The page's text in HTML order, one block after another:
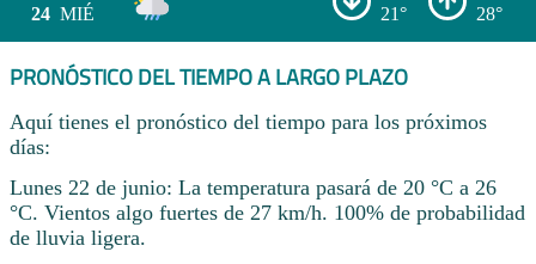
24 MIÉ 21° 28°
PRONÓSTICO DEL TIEMPO A LARGO PLAZO
Aquí tienes el pronóstico del tiempo para los próximos
días:
Lunes 22 de junio: La temperatura pasará de 20 °C a 26
°C. Vientos algo fuertes de 27 km/h. 100% de probabilidad
de lluvia ligera.